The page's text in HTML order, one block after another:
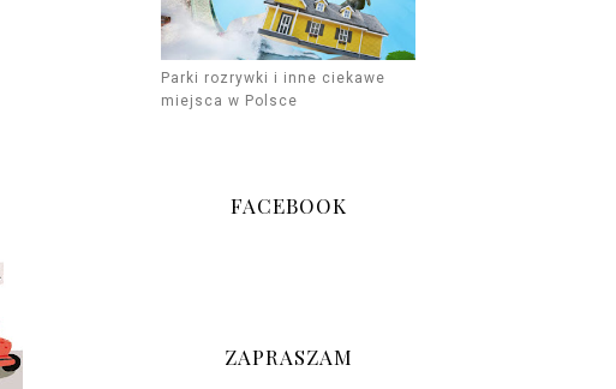
Parki rozrywki i inne ciekawe
miejsca w Polsce
FACEBOOK
ZAPRASZAM